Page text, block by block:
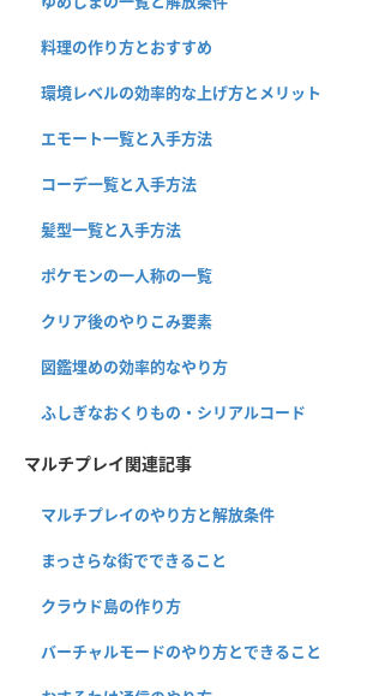
料理の作り方とおすすめ
環境レベルの効率的な上げ方とメリット
エモート一覧と入手方法
コーデ一覧と入手方法
髪型一覧と入手方法
ポケモンの一人称の一覧
クリア後のやりこみ要素
図鑑埋めの効率的なやり方
ふしぎなおくりもの・シリアルコード
マルチプレイ関連記事
マルチプレイのやり方と解放条件
まっさらな街でできること
クラウド島の作り方
バーチャルモードのやり方とできること